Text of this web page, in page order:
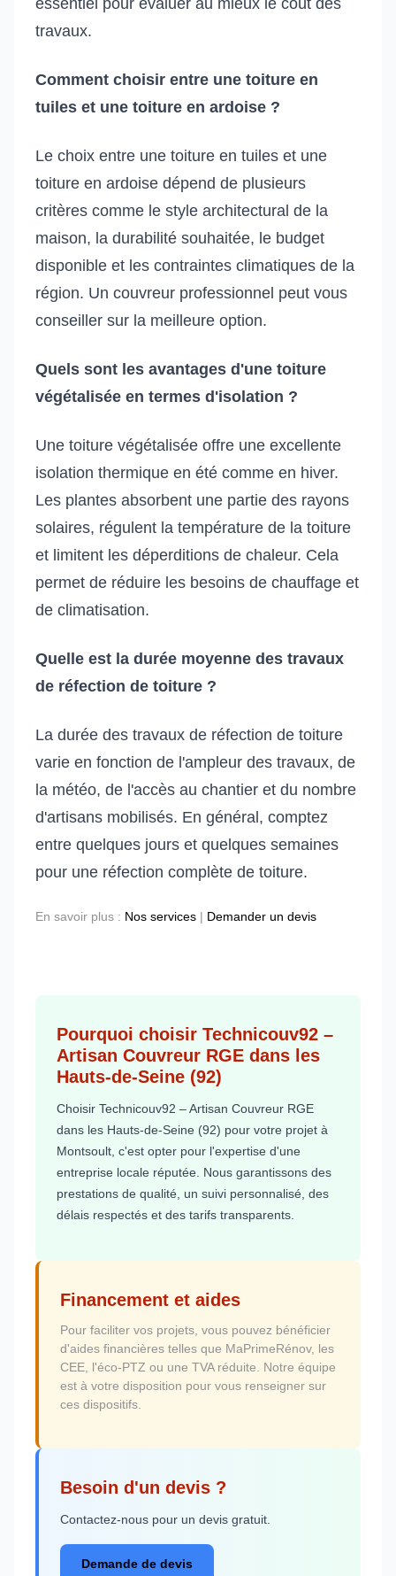
travaux.
Comment choisir entre une toiture en
tuiles et une toiture en ardoise ?
Le choix entre une toiture en tuiles et une
toiture en ardoise dépend de plusieurs
critères comme le style architectural de la
maison, la durabilité souhaitée, le budget
disponible et les contraintes climatiques de la
région. Un couvreur professionnel peut vous
conseiller sur la meilleure option.
Quels sont les avantages d'une toiture
végétalisée en termes d'isolation ?
Une toiture végétalisée offre une excellente
isolation thermique en été comme en hiver.
Les plantes absorbent une partie des rayons
solaires, régulent la température de la toiture
et limitent les déperditions de chaleur. Cela
permet de réduire les besoins de chauffage et
de climatisation.
Quelle est la durée moyenne des travaux
de réfection de toiture ?
La durée des travaux de réfection de toiture
varie en fonction de l'ampleur des travaux, de
la météo, de l'accès au chantier et du nombre
d'artisans mobilisés. En général, comptez
entre quelques jours et quelques semaines
pour une réfection complète de toiture.
En savoir plus : Nos services | Demander un devis
Pourquoi choisir Technicouv92 –
Artisan Couvreur RGE dans les
Hauts-de-Seine (92)
Choisir Technicouv92 – Artisan Couvreur RGE
dans les Hauts-de-Seine (92) pour votre projet à
Montsoult, c'est opter pour l'expertise d'une
entreprise locale réputée. Nous garantissons des
prestations de qualité, un suivi personnalisé, des
délais respectés et des tarifs transparents.
Financement et aides
Pour faciliter vos projets, vous pouvez bénéficier
d'aides financières telles que MaPrimeRénov, les
CEE, l'éco-PTZ ou une TVA réduite. Notre équipe
est à votre disposition pour vous renseigner sur
ces dispositifs.
Besoin d'un devis ?
Contactez-nous pour un devis gratuit.
Demande de devis